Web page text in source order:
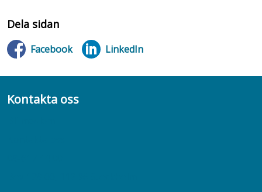
Dela sidan
Facebook LinkedIn
Kontakta oss